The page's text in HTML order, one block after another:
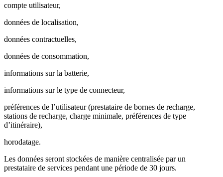
compte utilisateur,
données de localisation,
données contractuelles,
données de consommation,
informations sur la batterie,
informations sur le type de connecteur,
préférences de l’utilisateur (prestataire de bornes de recharge,
stations de recharge, charge minimale, préférences de type
d’itinéraire),
horodatage.
Les données seront stockées de manière centralisée par un
prestataire de services pendant une période de 30 jours.